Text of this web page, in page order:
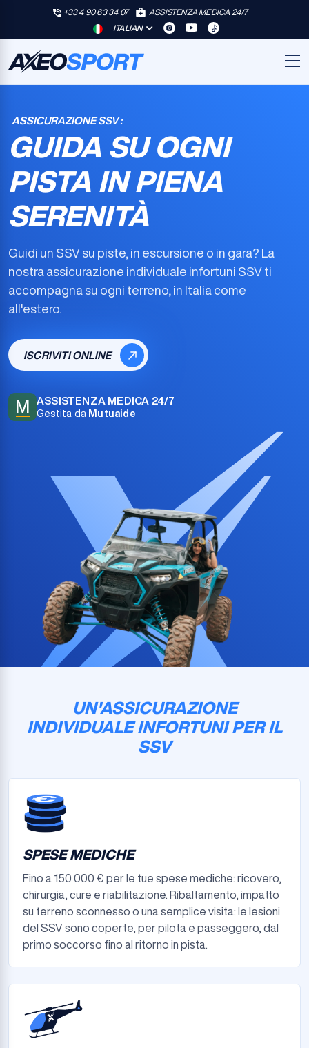
+33 4 90 63 34 07
ASSISTENZA MEDICA 24/7
ITALIAN
ASSICURAZIONE SSV :
GUIDA SU OGNI
PISTA IN PIENA
SERENITÀ
Guidi un SSV su piste, in escursione o in gara? La
nostra assicurazione individuale infortuni SSV ti
accompagna su ogni terreno, in Italia come
all'estero.
ISCRIVITI ONLINE
M ASSISTENZA MEDICA 24/7
Gestita da Mutuaide
UN'ASSICURAZIONE
INDIVIDUALE INFORTUNI PER IL
SSV
SPESE MEDICHE
Fino a 150 000 € per le tue spese mediche: ricovero,
chirurgia, cure e riabilitazione. Ribaltamento, impatto
su terreno sconnesso o una semplice visita: le lesioni
del SSV sono coperte, per pilota e passeggero, dal
primo soccorso fino al ritorno in pista.